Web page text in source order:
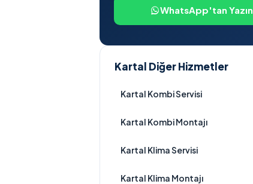
WhatsApp'tan Yazın
Kartal Diğer Hizmetler
Kartal Kombi Servisi
Kartal Kombi Montajı
Kartal Klima Servisi
Kartal Klima Montajı